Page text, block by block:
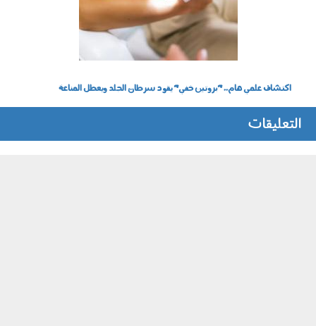
اكتشاف علمي هام.. "بروتين خفي" يقود سرطان الجلد ويعطل المناعة
التعليقات